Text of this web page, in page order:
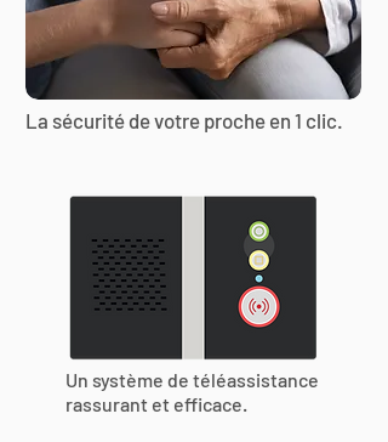
La sécurité de votre proche en 1 clic.
Un système de téléassistance
rassurant et efficace.